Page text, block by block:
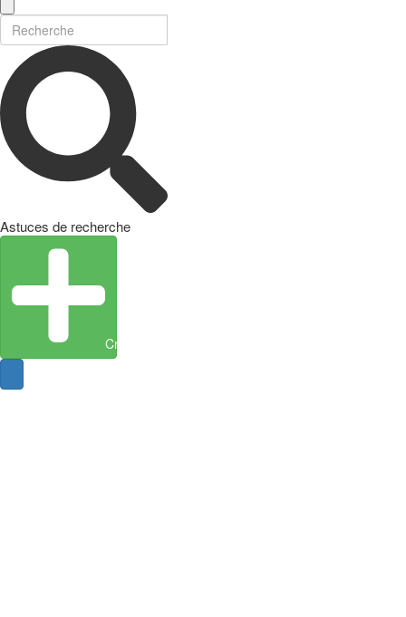
Astuces de recherche
Créer une entité